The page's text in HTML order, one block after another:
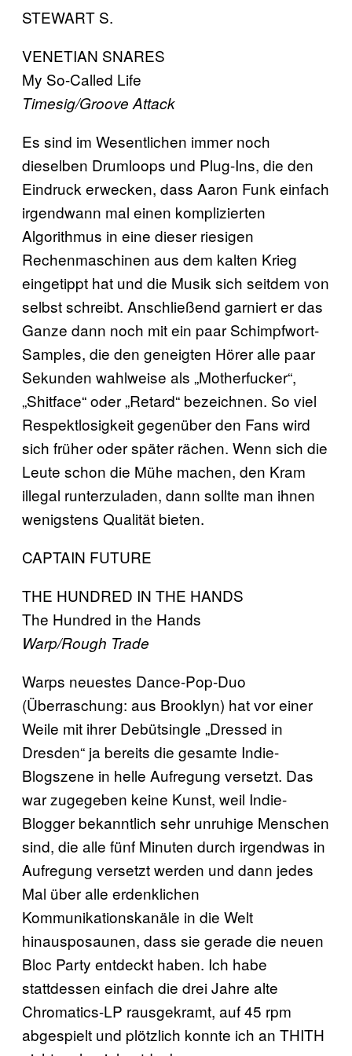
STEWART S.
VENETIAN SNARES
My So-Called Life
Timesig/Groove Attack
Es sind im Wesentlichen immer noch
dieselben Drumloops und Plug-Ins, die den
Eindruck erwecken, dass Aaron Funk einfach
irgendwann mal einen komplizierten
Algorithmus in eine dieser riesigen
Rechenmaschinen aus dem kalten Krieg
eingetippt hat und die Musik sich seitdem von
selbst schreibt. Anschließend garniert er das
Ganze dann noch mit ein paar Schimpfwort-
Samples, die den geneigten Hörer alle paar
Sekunden wahlweise als „Motherfucker“,
„Shitface“ oder „Retard“ bezeichnen. So viel
Respektlosigkeit gegenüber den Fans wird
sich früher oder später rächen. Wenn sich die
Leute schon die Mühe machen, den Kram
illegal runterzuladen, dann sollte man ihnen
wenigstens Qualität bieten.
CAPTAIN FUTURE
THE HUNDRED IN THE HANDS
The Hundred in the Hands
Warp/Rough Trade
Warps neuestes Dance-Pop-Duo
(Überraschung: aus Brooklyn) hat vor einer
Weile mit ihrer Debütsingle „Dressed in
Dresden“ ja bereits die gesamte Indie-
Blogszene in helle Aufregung versetzt. Das
war zugegeben keine Kunst, weil Indie-
Blogger bekanntlich sehr unruhige Menschen
sind, die alle fünf Minuten durch irgendwas in
Aufregung versetzt werden und dann jedes
Mal über alle erdenklichen
Kommunikationskanäle in die Welt
hinausposaunen, dass sie gerade die neuen
Bloc Party entdeckt haben. Ich habe
stattdessen einfach die drei Jahre alte
Chromatics-LP rausgekramt, auf 45 rpm
abgespielt und plötzlich konnte ich an THITH